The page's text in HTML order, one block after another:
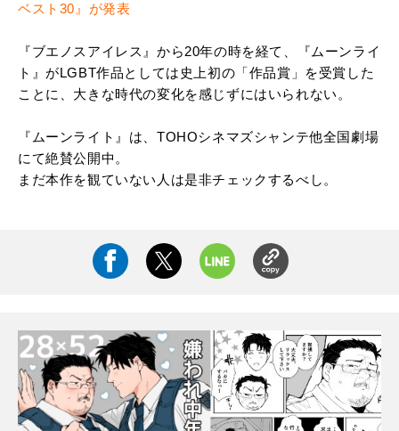
ベスト30』が発表
『ブエノスアイレス』から20年の時を経て、『ムーンライ
ト』がLGBT作品としては史上初の「作品賞」を受賞した
ことに、大きな時代の変化を感じずにはいられない。
『ムーンライト』は、TOHOシネマズシャンテ他全国劇場
にて絶賛公開中。
まだ本作を観ていない人は是非チェックするべし。